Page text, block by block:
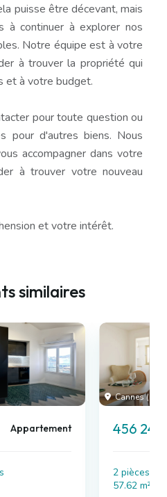
puisse être décevant, mais
à continuer à explorer nos
Notre équipe est à votre
à trouver la propriété qui
et à votre budget.
pour toute question ou
pour d'autres biens. Nous
accompagner dans votre
à trouver votre nouveau
et votre intérêt.
similaires
Appartement
Cannes (06)
456
2 pièces , 1
57.62 m²